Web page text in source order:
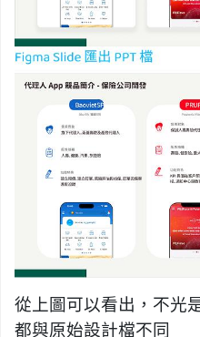
從上圖可以看出，不光
都與原始設計檔不同